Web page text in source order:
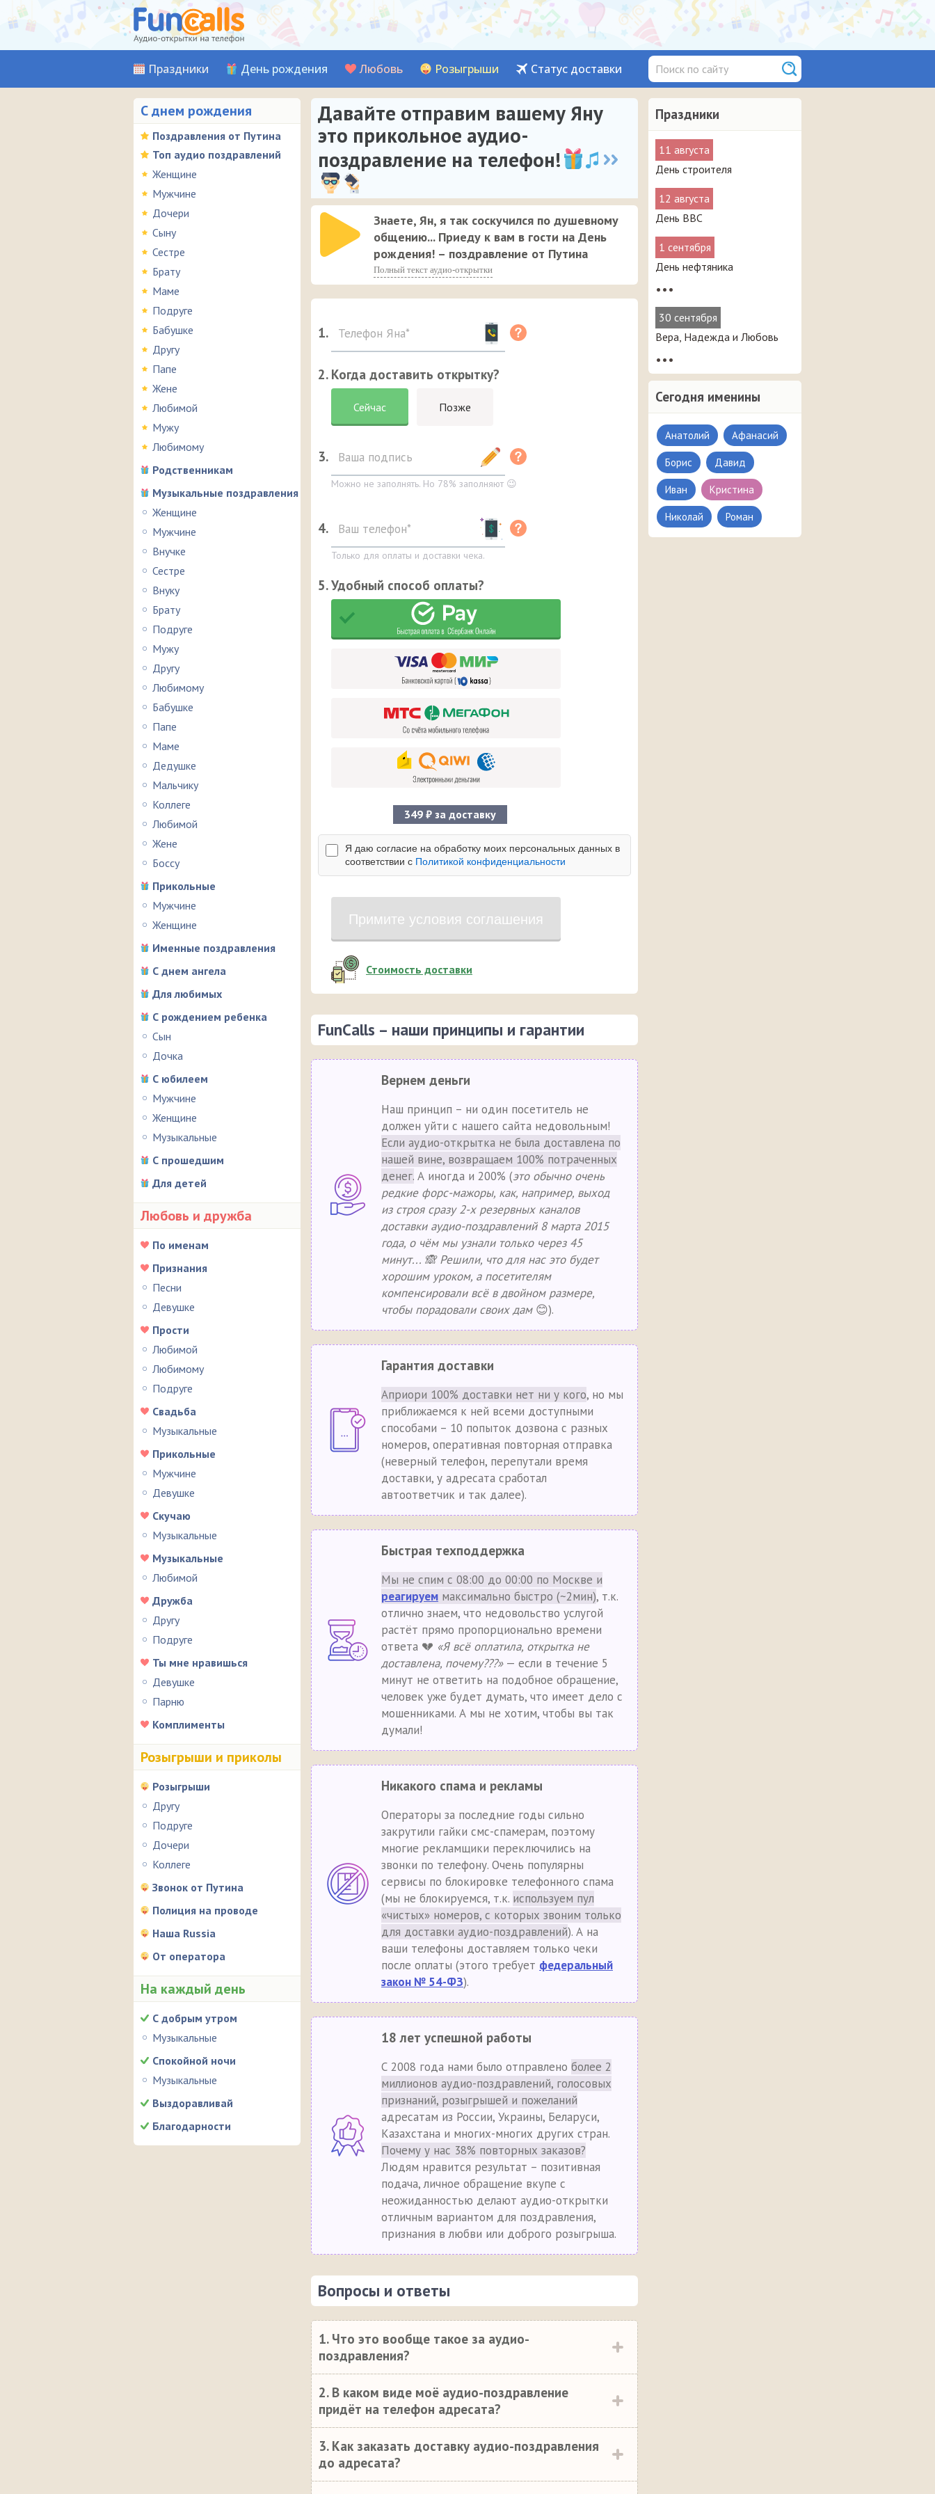
Праздники День рождения Любовь Розыгрыши Статус доставки
С днем рождения
Поздравления от Путина
Топ аудио поздравлений
Женщине
Мужчине
Дочери
Сыну
Сестре
Брату
Маме
Подруге
Бабушке
Другу
Папе
Жене
Любимой
Мужу
Любимому
Родственникам
Музыкальные поздравления
Женщине
Мужчине
Внучке
Сестре
Внуку
Брату
Подруге
Мужу
Другу
Любимому
Бабушке
Папе
Маме
Дедушке
Мальчику
Коллеге
Любимой
Жене
Боссу
Прикольные
Мужчине
Женщине
Именные поздравления
С днем ангела
Для любимых
С рождением ребенка
Сын
Дочка
С юбилеем
Мужчине
Женщине
Музыкальные
С прошедшим
Для детей
Любовь и дружба
По именам
Признания
Песни
Девушке
Прости
Любимой
Любимому
Подруге
Свадьба
Музыкальные
Прикольные
Мужчине
Девушке
Скучаю
Музыкальные
Музыкальные
Любимой
Дружба
Другу
Подруге
Ты мне нравишься
Девушке
Парню
Комплименты
Розыгрыши и приколы
Розыгрыши
Другу
Подруге
Дочери
Коллеге
Звонок от Путина
Полиция на проводе
Наша Russia
От оператора
На каждый день
С добрым утром
Музыкальные
Спокойной ночи
Музыкальные
Выздоравливай
Благодарности
Праздники
11 августа
День строителя
12 августа
День ВВС
1 сентября
День нефтяника
•••
30 сентября
Вера, Надежда и Любовь
•••
Сегодня именины
Анатолий Афанасий
Борис Давид
Иван Кристина
Николай Роман
Давайте отправим вашему Яну
это прикольное аудио-
поздравление на телефон!
Знаете, Ян, я так соскучился по душевному
общению... Приеду к вам в гости на День
рождения! – поздравление от Путина
Полный текст аудио-открытки
1.
2. Когда доставить открытку?
Сейчас Позже
3.
Можно не заполнять. Но 78% заполняют 😉
4.
Только для оплаты и доставки чека.
5. Удобный способ оплаты?
349 ₽ за доставку
Я даю согласие на обработку моих персональных данных в
соответствии с Политикой конфиденциальности
Примите условия соглашения
Стоимость доставки
FunCalls – наши принципы и гарантии
Вернем деньги
Наш принцип – ни один посетитель не
должен уйти с нашего сайта недовольным!
Если аудио-открытка не была доставлена по
нашей вине, возвращаем 100% потраченных
денег. А иногда и 200% (это обычно очень
редкие форс-мажоры, как, например, выход
из строя сразу 2-х резервных каналов
доставки аудио-поздравлений 8 марта 2015
года, о чём мы узнали только через 45
минут... 🙈 Решили, что для нас это будет
хорошим уроком, а посетителям
компенсировали всё в двойном размере,
чтобы порадовали своих дам😊).
Гарантия доставки
Априори 100% доставки нет ни у кого, но мы
приближаемся к ней всеми доступными
способами – 10 попыток дозвона с разных
номеров, оперативная повторная отправка
(неверный телефон, перепутали время
доставки, у адресата сработал
автоответчик и так далее).
Быстрая техподдержка
Мы не спим с 08:00 до 00:00 по Москве и
реагируем максимально быстро (~2мин), т.к.
отлично знаем, что недовольство услугой
растёт прямо пропорционально времени
ответа 💔 «Я всё оплатила, открытка не
доставлена, почему???»— если в течение 5
минут не ответить на подобное обращение,
человек уже будет думать, что имеет дело с
мошенниками. А мы не хотим, чтобы вы так
думали!
Никакого спама и рекламы
Операторы за последние годы сильно
закрутили гайки смс-спамерам, поэтому
многие рекламщики переключились на
звонки по телефону. Очень популярны
сервисы по блокировке телефонного спама
(мы не блокируемся, т.к. используем пул
«чистых» номеров, с которых звоним только
для доставки аудио-поздравлений). А на
ваши телефоны доставляем только чеки
после оплаты (этого требует федеральный
закон № 54-ФЗ).
18 лет успешной работы
С 2008 года нами было отправлено более 2
миллионов аудио-поздравлений, голосовых
признаний, розыгрышей и пожеланий
адресатам из России, Украины, Беларуси,
Казахстана и многих-многих других стран.
Почему у нас 38% повторных заказов?
Людям нравится результат – позитивная
подача, личное обращение вкупе с
неожиданностью делают аудио-открытки
отличным вариантом для поздравления,
признания в любви или доброго розыгрыша.
Вопросы и ответы
1. Что это вообще такое за аудио-
поздравления?
2. В каком виде моё аудио-поздравление
придёт на телефон адресата?
3. Как заказать доставку аудио-поздравления
до адресата?